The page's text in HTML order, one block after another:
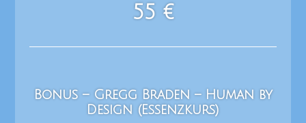
55 €
Bonus – Gregg Braden – Human by
Design (Essenzkurs)